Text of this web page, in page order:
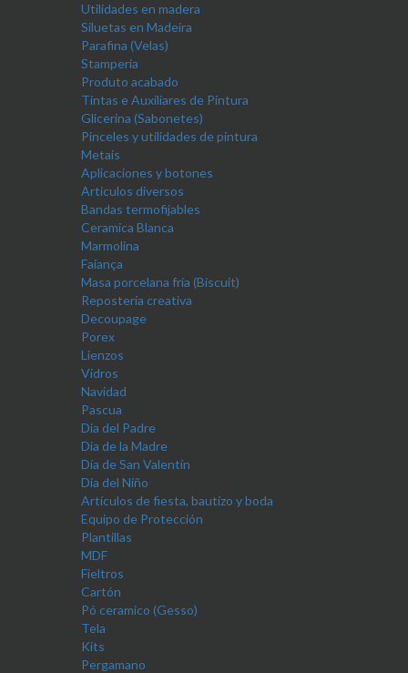
Utilidades en madera
Siluetas en Madeira
Parafina (Velas)
Stamperia
Produto acabado
Tintas e Auxiliares de Pintura
Glicerina (Sabonetes)
Pinceles y utilidades de pintura
Metais
Aplicaciones y botones
Articulos diversos
Bandas termofijables
Ceramica Blanca
Marmolina
Faiança
Masa porcelana fria (Biscuit)
Repostería creativa
Decoupage
Porex
Lienzos
Vidros
Navidad
Pascua
Dia del Padre
Dia de la Madre
Día de San Valentín
Dia del Niño
Artículos de fiesta, bautizo y boda
Equipo de Protección
Plantillas
MDF
Fieltros
Cartón
Pó ceramico (Gesso)
Tela
Kits
Pergamano